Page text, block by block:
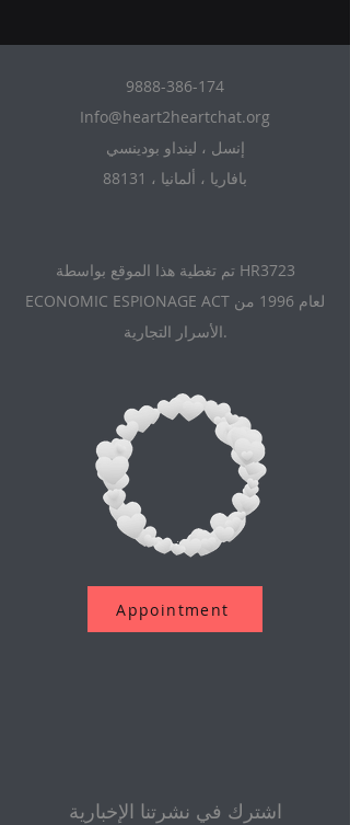
9888-386-174
Info@heart2heartchat.org
إنسل ، لينداو بودينسي
88131 ، بافاريا ، ألمانيا
تم تغطية هذا الموقع بواسطة HR3723
ECONOMIC ESPIONAGE ACT لعام 1996 من
الأسرار التجارية.
Appointment
اشترك في نشرتنا الإخبارية